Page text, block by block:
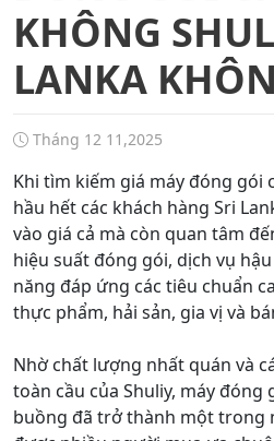
KHÔNG
LANKA
Tháng 12 11,2025
Khi tìm kiếm giá máy đóng gói
hầu hết các khách hàng Sri
vào giá cả mà còn quan tâm
hiệu suất đóng gói, dịch vụ
năng đáp ứng các tiêu chuẩn
thực phẩm, hải sản, gia vị và
Nhờ chất lượng nhất quán và
toàn cầu của Shuliy, máy đóng
buồng đã trở thành một trong